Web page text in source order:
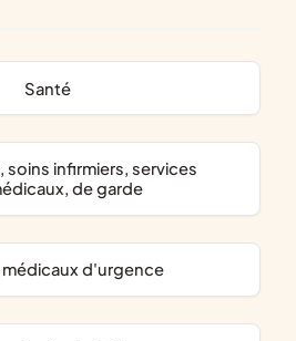
santé
de garde
médicaux d'urgence